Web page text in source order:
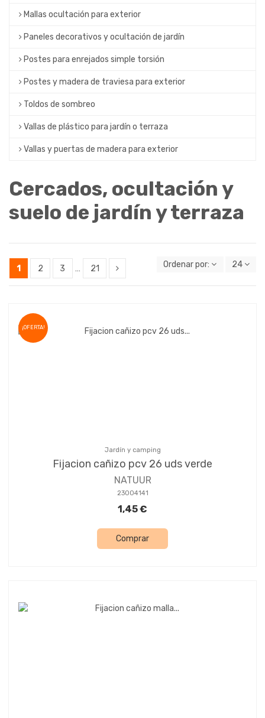
Mallas ocultación para exterior
Paneles decorativos y ocultación de jardín
Postes para enrejados simple torsión
Postes y madera de traviesa para exterior
Toldos de sombreo
Vallas de plástico para jardín o terraza
Vallas y puertas de madera para exterior
Cercados, ocultación y
suelo de jardín y terraza
1 2 3 … 21 Ordenar por: 24
¡OFERTA!
Jardín y camping
Fijacion cañizo pcv 26 uds verde
NATUUR
23004141
1,45 €
Comprar